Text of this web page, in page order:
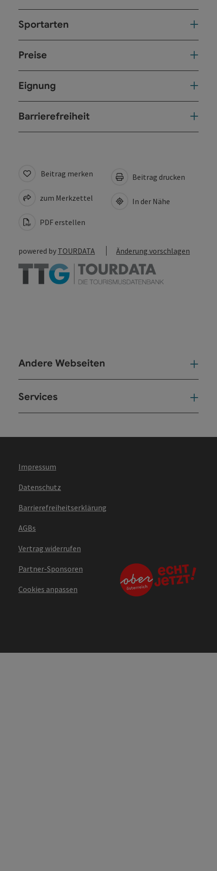
Sportarten
Preise
Eignung
Barrierefreiheit
Beitrag merken
zum Merkzettel
PDF erstellen
Beitrag drucken
In der Nähe
powered by TOURDATA Änderung vorschlagen
Andere Webseiten
Services
Impressum
Datenschutz
Barrierefreiheitserklärung
AGBs
Vertrag widerrufen
Partner-Sponsoren
Cookies anpassen